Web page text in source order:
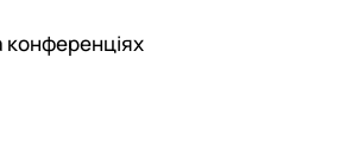
конференціях